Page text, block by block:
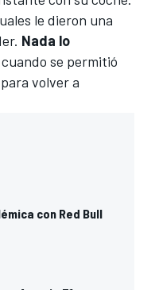
le dieron una
Nada lo
se permitió
volver a
con Red Bull